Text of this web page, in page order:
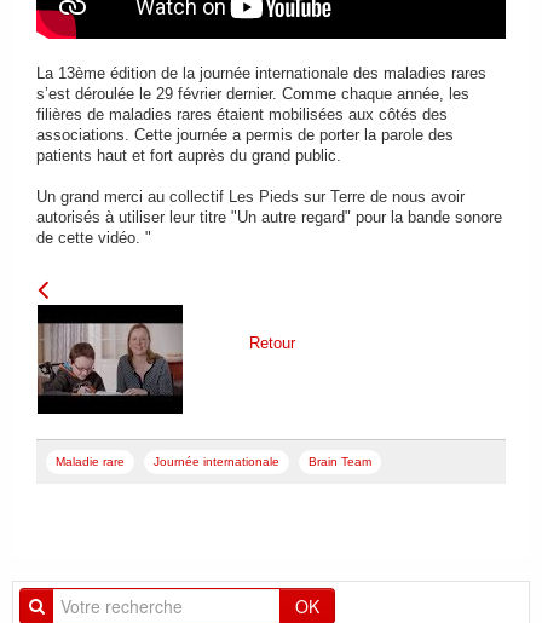
La 13ème édition de la journée internationale des maladies rares
s’est déroulée le 29 février dernier. Comme chaque année, les
filières de maladies rares étaient mobilisées aux côtés des
associations. Cette journée a permis de porter la parole des
patients haut et fort auprès du grand public.
Un grand merci au collectif Les Pieds sur Terre de nous avoir
autorisés à utiliser leur titre "Un autre regard" pour la bande sonore
de cette vidéo. "
Retour
Maladie rare Journée internationale Brain Team
OK